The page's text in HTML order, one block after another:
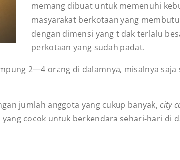
memang dibuat untuk memenuhi
masyarakat berkotaan yang
dengan dimensi yang tidak terlalu
perkotaan yang sudah padat.
2—4 orang di dalamnya, misalnya saja
jumlah anggota yang cukup banyak,city
cocok untuk berkendara sehari-hari di